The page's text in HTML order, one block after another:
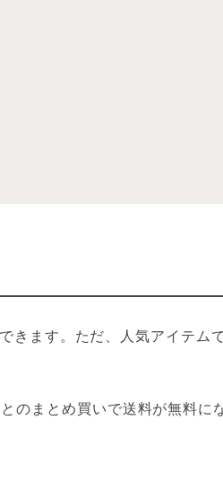
きます。ただ、人気アイテム
のまとめ買いで送料が無料に